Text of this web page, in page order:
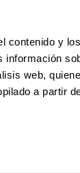
contenido y
web,
a partir
Página
3 ...
Páginas
79